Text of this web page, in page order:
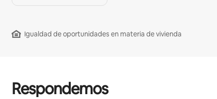
Igualdad de oportunidades en materia de vivienda
Respondemos